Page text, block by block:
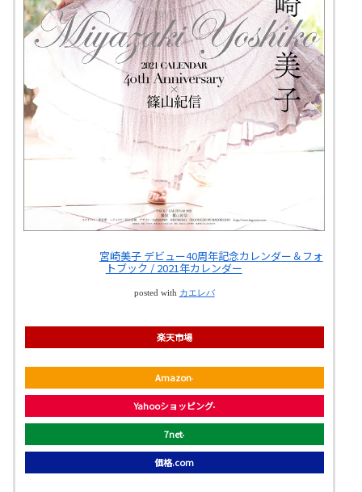
宮崎美子 デビュー40周年記念カレンダー＆フォ
トブック / 2021年カレンダー
posted with カエレバ
楽天市場
Amazon
Yahooショッピング
7net
価格.com